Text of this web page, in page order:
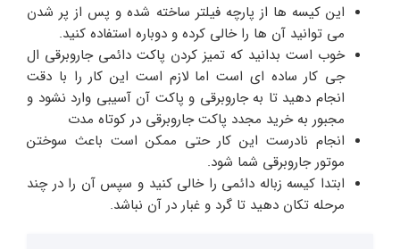
این کیسه ها از پارچه فیلتر ساخته شده و پس از پر شدن
می توانید آن ها را خالی کرده و دوباره استفاده کنید.
خوب است بدانید که تمیز کردن پاکت دائمی جاروبرقی ال
جی کار ساده ای است اما لازم است این کار را با دقت
انجام دهید تا به جاروبرقی و پاکت آن آسیبی وارد نشود و
مجبور به خرید مجدد پاکت جاروبرقی در کوتاه مدت
انجام نادرست این کار حتی ممکن است باعث سوختن
موتور جاروبرقی شما شود.
ابتدا کیسه زباله دائمی را خالی کنید و سپس آن را در چند
مرحله تکان دهید تا گرد و غبار در آن نباشد.